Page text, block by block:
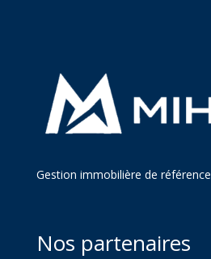
Gestion immobilière de référence
Nos partenaires